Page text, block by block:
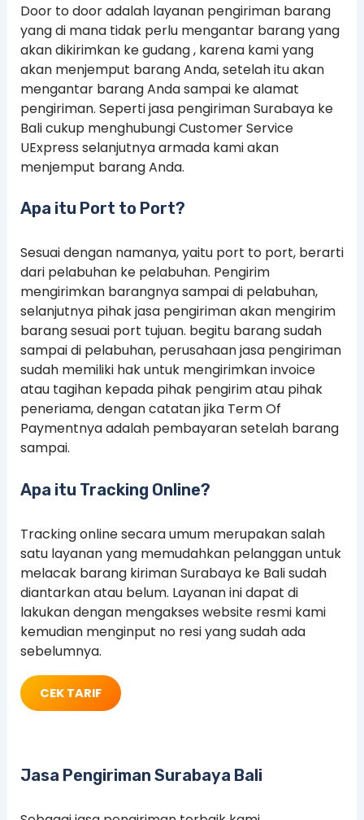
Door to door adalah layanan pengiriman barang
yang di mana tidak perlu mengantar barang yang
akan dikirimkan ke gudang , karena kami yang
akan menjemput barang Anda, setelah itu akan
mengantar barang Anda sampai ke alamat
pengiriman. Seperti jasa pengiriman Surabaya ke
Bali cukup menghubungi Customer Service
UExpress selanjutnya armada kami akan
menjemput barang Anda.
Apa itu Port to Port?
Sesuai dengan namanya, yaitu port to port, berarti
dari pelabuhan ke pelabuhan. Pengirim
mengirimkan barangnya sampai di pelabuhan,
selanjutnya pihak jasa pengiriman akan mengirim
barang sesuai port tujuan. begitu barang sudah
sampai di pelabuhan, perusahaan jasa pengiriman
sudah memiliki hak untuk mengirimkan invoice
atau tagihan kepada pihak pengirim atau pihak
peneriama, dengan catatan jika Term Of
Paymentnya adalah pembayaran setelah barang
sampai.
Apa itu Tracking Online?
Tracking online secara umum merupakan salah
satu layanan yang memudahkan pelanggan untuk
melacak barang kiriman Surabaya ke Bali sudah
diantarkan atau belum. Layanan ini dapat di
lakukan dengan mengakses website resmi kami
kemudian menginput no resi yang sudah ada
sebelumnya.
CEK TARIF
Jasa Pengiriman Surabaya Bali